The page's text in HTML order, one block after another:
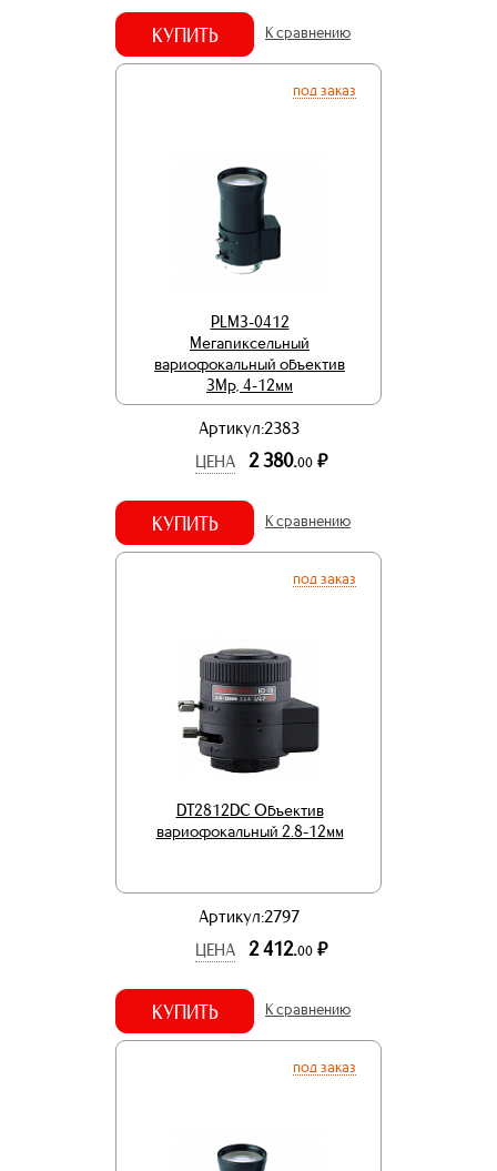
КУПИТЬ К сравнению
под заказ
PLM3-0412
Мегапиксельный
вариофокальный объектив
3Mp, 4-12мм
Артикул:2383
ЦЕНА
2 380.00 р.
КУПИТЬ К сравнению
под заказ
DT2812DC Объектив
вариофокальный 2.8-12мм
Артикул:2797
ЦЕНА
2 412.00 р.
КУПИТЬ К сравнению
под заказ